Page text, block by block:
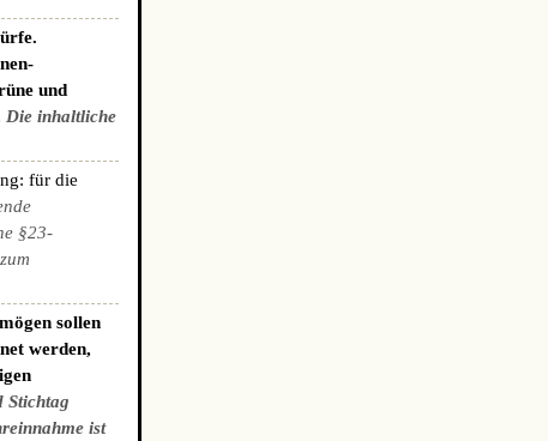
und
Die inhaltliche
für die
§23-
sollen
werden,
Stichtag
ist